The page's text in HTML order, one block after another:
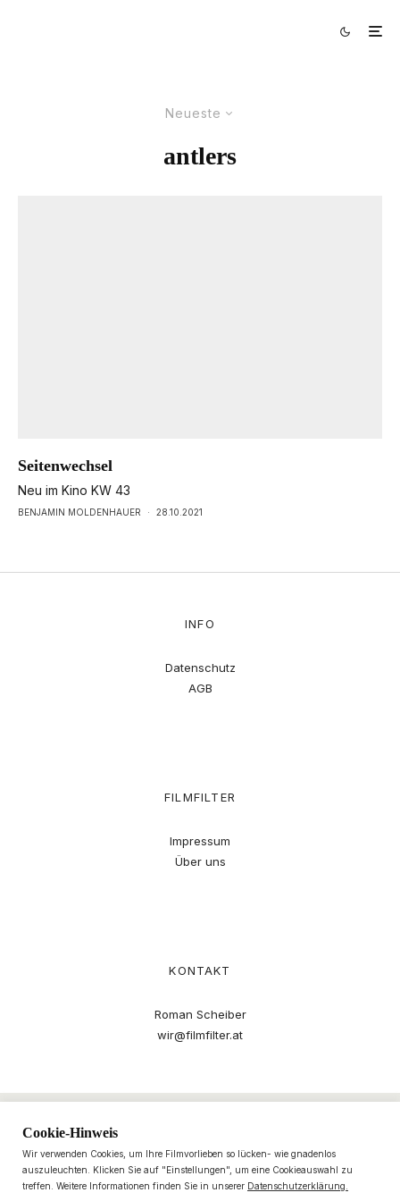
Neueste
antlers
Seitenwechsel
Neu im Kino KW 43
BENJAMIN MOLDENHAUER · 28.10.2021
INFO
Datenschutz
AGB
FILMFILTER
Impressum
Über uns
KONTAKT
Roman Scheiber
wir@filmfilter.at
Cookie-Hinweis
Wir verwenden Cookies, um Ihre Filmvorlieben so lücken- wie gnadenlos
auszuleuchten. Klicken Sie auf "Einstellungen", um eine Cookieauswahl zu
treffen. Weitere Informationen finden Sie in unserer Datenschutzerklärung.